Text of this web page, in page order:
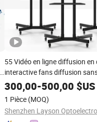
55 Vidéo en ligne diffusion en
interactive fans diffusion
équipement de diffusion en
300,00-500,00 $US
1 Pièce (MOQ)